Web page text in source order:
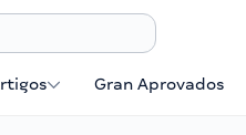
Gran Aprovados